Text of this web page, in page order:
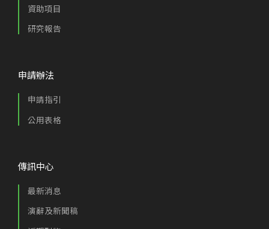
資助項目
研究報告
申請辦法
申請指引
公用表格
傳訊中心
最新消息
演辭及新聞稿